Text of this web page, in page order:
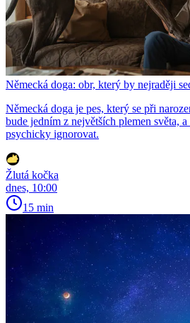
Německá doga: obr, který by nejraději
Německá doga je pes, který se při
bude jedním z největších plemen světa,
psychicky ignorovat.
Žlutá kočka
dnes, 10:00
15 min